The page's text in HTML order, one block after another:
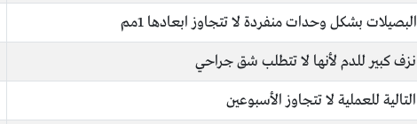
بشكل وحدات منفردة لا تتجاوز ابعادها 1مم
نزف كبير للدم لأنها لا تتطلب شق جراحي
للعملية لا تتجاوز الأسبوعين